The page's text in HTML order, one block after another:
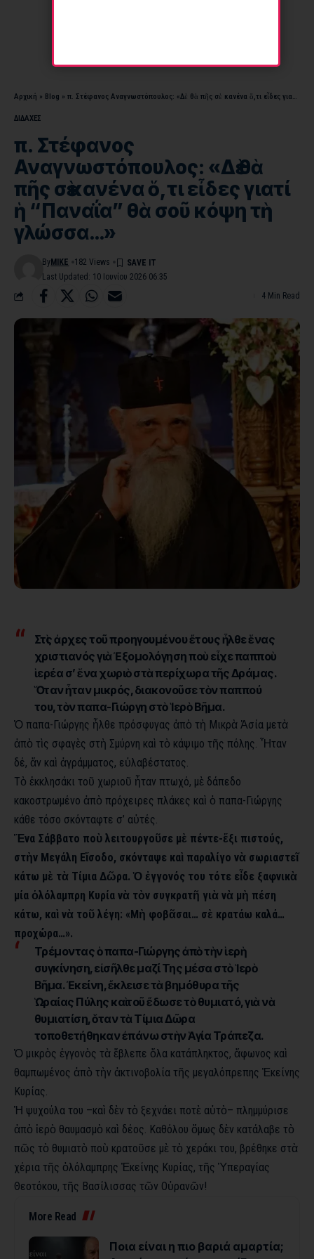
Αρχική » Blog » π. Στέφανος Αναγνωστόπουλος: «Δὲ θὰ πῆς σὲ κανένα ὅ,τι εἶδες γιατί ἡ “Παναΐα” θὰ σοῦ κόψη τὴ γλώσσα…»
ΔΙΔΑΧΕΣ
π. Στέφανος
Αναγνωστόπουλος: «Δὲ θὰ
πῆς σὲ κανένα ὅ,τι εἶδες γιατί
ἡ “Παναΐα” θὰ σοῦ κόψη τὴ
γλώσσα…»
Last Updated: 10 Ιουνίου 2026 06:35
By MIKE 182 Views
4 Min Read
Στὶς ἀρχες τοῦ προηγουμένου ἔτους ἦλθε ἕνας
χριστιανός γιὰ Ἐξομολόγηση ποὺ εἶχε παπποὺ
ἱερέα σ’ ἕνα χωριὸ στὰ περίχωρα τῆς Δράμας.
Ὅταν ἦταν μικρός, διακονοῦσε τὸν παππού
του, τὸν παπα-Γιώργη στὸ Ἱερὸ Βῆμα.
Ὁ παπα-Γιώργης ἦλθε πρόσφυγας ἀπὸ τὴ Μικρὰ Ἀσία μετὰ
ἀπὸ τὶς σφαγὲς στὴ Σμύρνη καὶ τὸ κάψιμο τῆς πόλης. Ἦταν
δέ, ἄν καὶ ἀγράμματος, εὐλαβέστατος.
Τὸ ἐκκλησάκι τοῦ χωριοῦ ἦταν πτωχό, μὲ δάπεδο
κακοστρωμένο ἀπὸ πρόχειρες πλάκες καὶ ὁ παπα-Γιώργης
κάθε τόσο σκόνταφτε σ’ αὐτές.
Ἕνα Σάββατο ποὺ λειτουργοῦσε μὲ πέντε-ἕξι πιστούς,
στὴν Μεγάλη Εἴσοδο, σκόνταψε καὶ παραλίγο νὰ σωριαστεῖ
κάτω μὲ τὰ Τίμια Δῶρα. Ὁ ἐγγονός του τότε εἶδε ξαφνικὰ
μία ὁλόλαμπρη Κυρία νὰ τὸν συγκρατῆ γιὰ νὰ μὴ πέση
κάτω, καὶ νὰ τοῦ λέγη: «Μὴ φοβᾶσαι… σὲ κρατάω καλά…
προχώρα…».
Τρέμοντας ὁ παπα-Γιώργης ἀπὸ τὴν ἱερὴ
συγκίνηση, εἰσῆλθε μαζί Της μέσα στὸ Ἱερὸ
Βῆμα. Ἐκείνη, ἔκλεισε τὰ βημόθυρα τῆς
Ὡραίας Πύλης καὶ τοῦ ἔδωσε τὸ θυμιατό, γιὰ νὰ
θυμιατίση, ὅταν τὰ Τίμια Δῶρα
τοποθετήθηκαν ἐπάνω στὴν Ἁγία Τράπεζα.
Ὁ μικρὸς ἐγγονὸς τὰ ἔβλεπε ὅλα κατάπληκτος, ἄφωνος καὶ
θαμπωμένος ἀπὸ τὴν ἀκτινοβολία τῆς μεγαλόπρεπης Ἐκείνης
Κυρίας.
Ἡ ψυχούλα του –καὶ δὲν τὸ ξεχνάει ποτὲ αὐτὸ– πλημμύρισε
ἀπὸ ἱερὸ θαυμασμὸ καὶ δέος. Καθόλου ὅμως δὲν κατάλαβε τὸ
πῶς τὸ θυμιατὸ ποὺ κρατοῦσε μὲ τὸ χεράκι του, βρέθηκε στὰ
χέρια τῆς ὁλόλαμπρης Ἐκείνης Κυρίας, τῆς Ὑπεραγίας
Θεοτόκου, τῆς Βασίλισσας τῶν Οὐρανῶν!
More Read
Ποια είναι η πιο βαριά αμαρτία;